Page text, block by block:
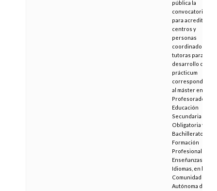
pública la
convocatoria
para acreditar
centros y
personas
coordinadoras y
tutoras para el
desarrollo del
prácticum
correspondiente
al máster en
Profesorado de
Educación
Secundaria
Obligatoria y
Bachillerato,
Formación
Profesional y
Enseñanzas de
Idiomas, en la
Comunidad
Autónoma de